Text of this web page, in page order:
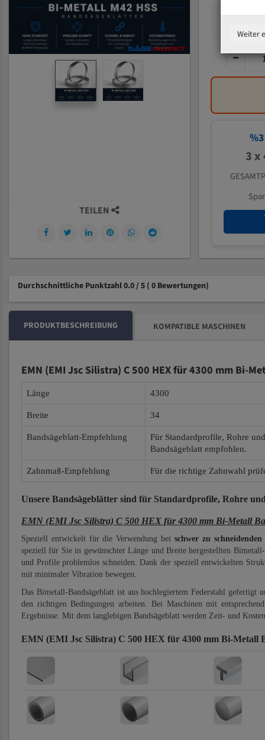
%3
3 x
TEILEN
Durchschnittliche Punktzahl 0.0 / 5 ( 0 Bewertungen)
PRODUKTBESCHREIBUNG KOMPATIBLE MASCHINEN
EMN (EMI Jsc Silistra) C 500 HEX für 4300 mm Bi-
Länge 4300
Breite 34
Bandsägeblatt-Empfehlung
Für Standardprofile, Rohre
Bandsägeblatt empfohlen.
Zahnmaß-Empfehlung Für die richtige Zahnwahl
Unsere Bandsägeblätter sind für Standardprofile, Rohre
EMN (EMI Jsc Silistra) C 500 HEX für 4300 mm Bi-Metall
Speziell entwickelt für die Verwendung bei schwer zu
speziell für Sie in gewünschter Länge und Breite hergestellten
und Profile problemlos schneiden. Dank der speziell entwickelten
mit minimaler Vibration bewegen.
Das Bimetall-Bandsägeblatt ist aus hochlegiertem Federstahl
den richtigen Bedingungen arbeiten. Bei Maschinen mit
Ergebnisse. Mit dem langlebigen Bandsägeblatt werden Zeit- und
EMN (EMI Jsc Silistra) C 500 HEX für 4300 mm Bi-Metall
Weiter